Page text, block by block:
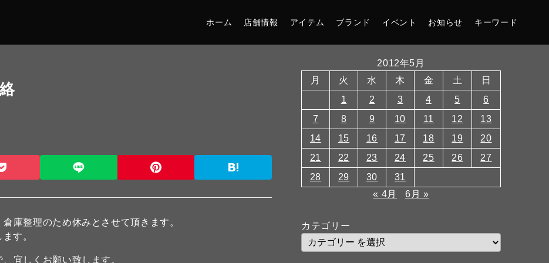
ホーム 店舗情報 アイテム ブランド イベント お知らせ キーワード
庫整理のため休みとさせて頂きます。
す。
宜しくお願い致します。
2012年5月
月
火 水 木 金 土
日
1
2 3 4 5
6
7
8 9 10 11 12
13
14
15 16 17 18 19
20
21
22 23 24 25 26
27
28
29 30
31
« 4月
6月 »
カテゴリー